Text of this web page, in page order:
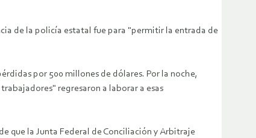
de la policía estatal fue para "permitir la entrada de
por 500 millones de dólares. Por la noche,
regresaron a laborar a esas
que la Junta Federal de Conciliación y Arbitraje